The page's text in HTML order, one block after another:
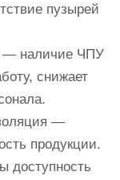
пузырей
— наличие ЧПУ
снижает
—
продукции.
доступность